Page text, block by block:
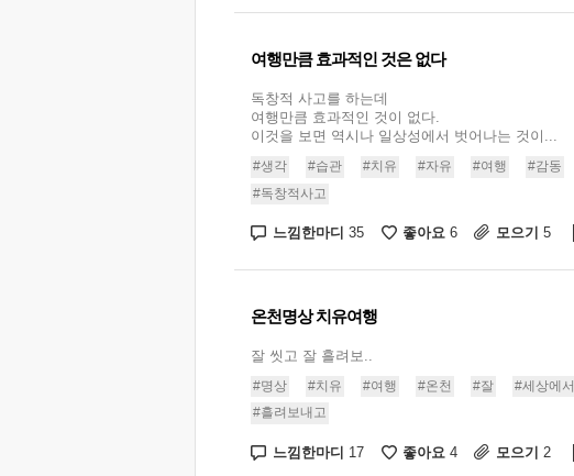
여행만큼 효과적인 것은 없다
독창적 사고를 하는데
여행만큼 효과적인 것이 없다.
이것을 보면 역시나 일상성에서 벗어나는 것이...
#생각 #습관 #치유 #자유 #여행 #감동
#독창적사고
느낌한마디 35 좋아요 6 모으기 5
온천명상 치유여행
잘 씻고 잘 흘려보..
#명상 #치유 #여행 #온천 #잘 #세상에서
#흘려보내고
느낌한마디 17 좋아요 4 모으기 2